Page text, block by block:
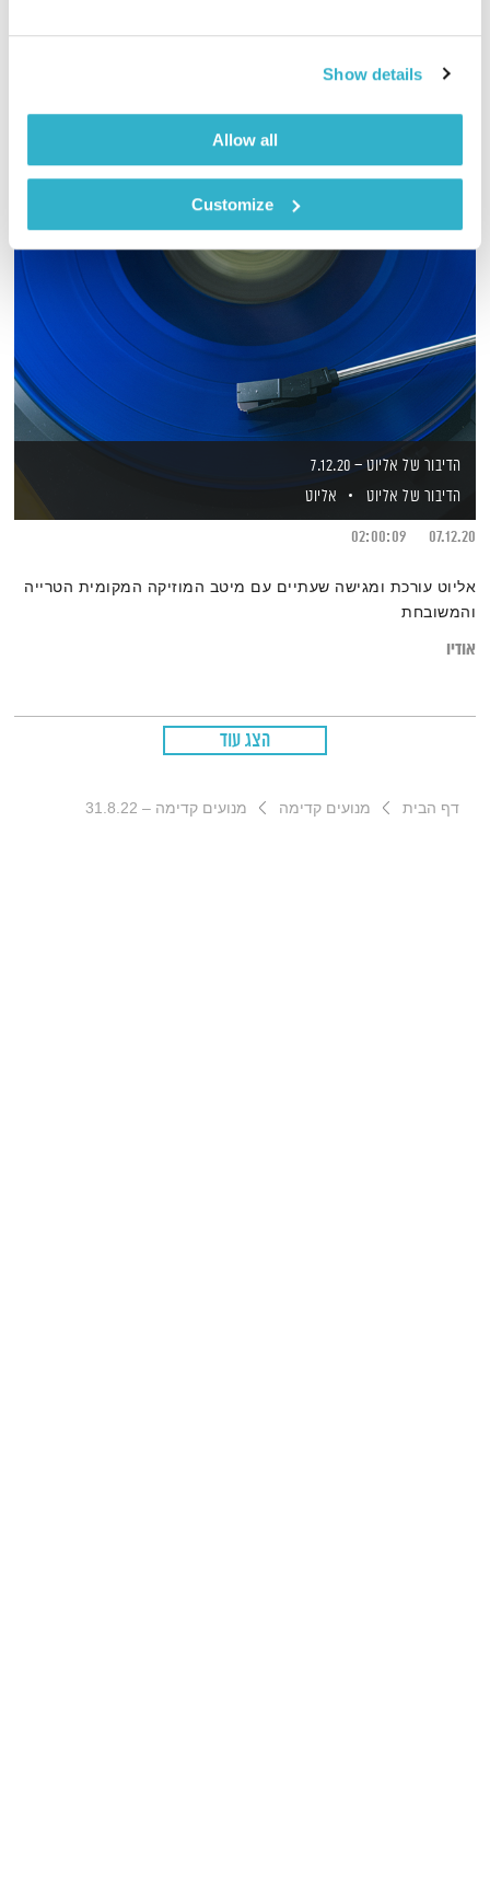
Show details
Allow all
Customize
אודיו
הדיבור של אליוט – 7.12.20
הדיבור של אליוט
אליוט
07.12.20
02:00:09
אליוט עורכת ומגישה שעתיים עם מיטב המוזיקה המקומית הטרייה
והמשובחת
אודיו
הצג עוד
דף הבית מנועים קדימה מנועים קדימה – 31.8.22